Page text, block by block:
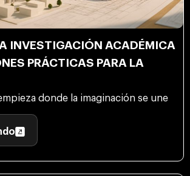
INVESTIGACIÓN ACADÉMICA
PRÁCTICAS PARA LA
donde la imaginación se une